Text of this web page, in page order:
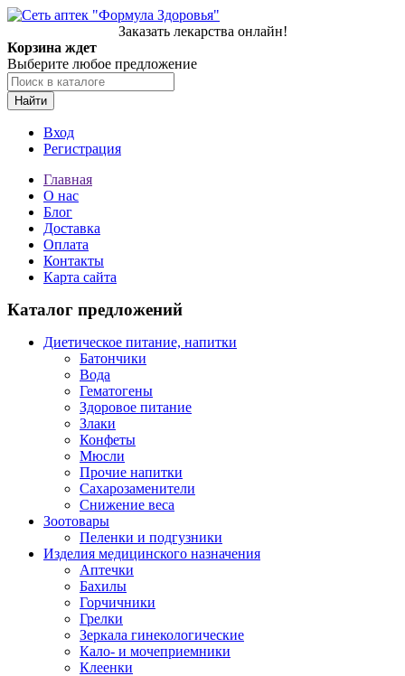
Заказать лекарства онлайн!
Корзина ждет
Выберите любое предложение
Найти
Вход
Регистрация
Главная
О нас
Блог
Доставка
Оплата
Контакты
Карта сайта
Каталог предложений
Диетическое питание, напитки
Батончики
Вода
Гематогены
Здоровое питание
Злаки
Конфеты
Мюсли
Прочие напитки
Сахарозаменители
Снижение веса
Зоотовары
Пеленки и подгузники
Изделия медицинского назначения
Аптечки
Бахилы
Горчичники
Грелки
Зеркала гинекологические
Кало- и мочеприемники
Клеенки